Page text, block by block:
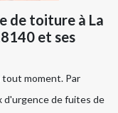
de toiture à La
et ses
moment. Par
d'urgence de fuites de